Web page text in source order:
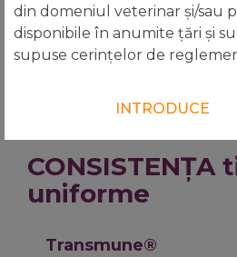
Transmune®
bursa împotriva altor
uniforme
Transmune®
din domeniul veterinar și/sau
disponibile în anumite țări și
supuse cerințelor de
INTRODUCE